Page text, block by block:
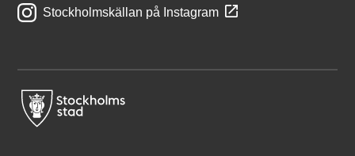
Stockholmskällan på Instagram